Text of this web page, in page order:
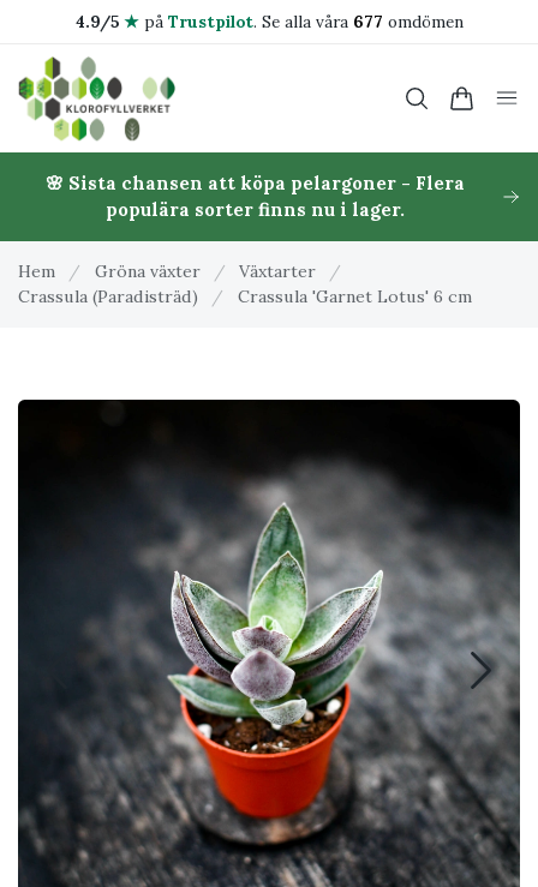
4.9/5 ★på Trustpilot. Se alla våra 677 omdömen
🌸 Sista chansen att köpa pelargoner - Flera
populära sorter finns nu i lager.
Hem / Gröna växter / Växtarter
/
Crassula (Paradisträd)
/ Crassula 'Garnet Lotus' 6 cm